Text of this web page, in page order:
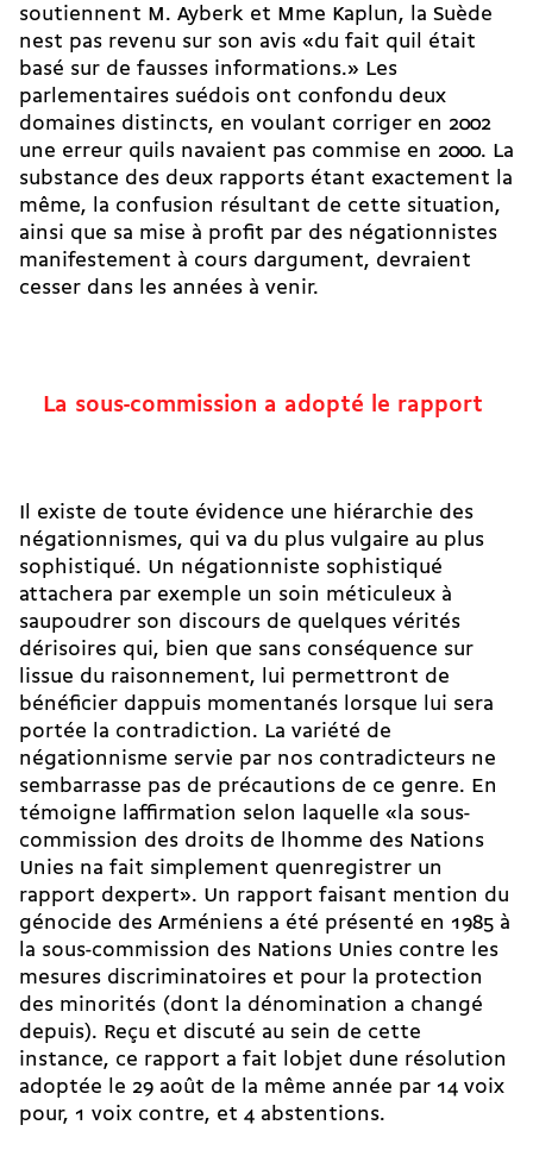
soutiennent M. Ayberk et Mme Kaplun, la Suède
nest pas revenu sur son avis «du fait quil était
basé sur de fausses informations.» Les
parlementaires suédois ont confondu deux
domaines distincts, en voulant corriger en 2002
une erreur quils navaient pas commise en 2000. La
substance des deux rapports étant exactement la
même, la confusion résultant de cette situation,
ainsi que sa mise à profit par des négationnistes
manifestement à cours dargument, devraient
cesser dans les années à venir.
La sous-commission a adopté le rapport
Il existe de toute évidence une hiérarchie des
négationnismes, qui va du plus vulgaire au plus
sophistiqué. Un négationniste sophistiqué
attachera par exemple un soin méticuleux à
saupoudrer son discours de quelques vérités
dérisoires qui, bien que sans conséquence sur
lissue du raisonnement, lui permettront de
bénéficier dappuis momentanés lorsque lui sera
portée la contradiction. La variété de
négationnisme servie par nos contradicteurs ne
sembarrasse pas de précautions de ce genre. En
témoigne laffirmation selon laquelle «la sous-
commission des droits de lhomme des Nations
Unies na fait simplement quenregistrer un
rapport dexpert». Un rapport faisant mention du
génocide des Arméniens a été présenté en 1985 à
la sous-commission des Nations Unies contre les
mesures discriminatoires et pour la protection
des minorités (dont la dénomination a changé
depuis). Reçu et discuté au sein de cette
instance, ce rapport a fait lobjet dune résolution
adoptée le 29 août de la même année par 14 voix
pour, 1 voix contre, et 4 abstentions.